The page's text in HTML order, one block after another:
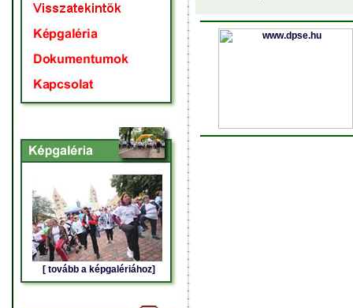
[ tovább a képgalériához]